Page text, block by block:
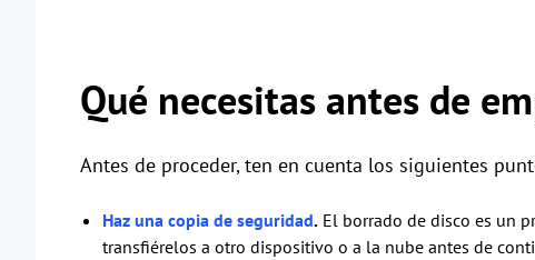
Qué necesitas antes de
Antes de proceder, ten en cuenta los siguientes
Haz una copia de seguridad. El borrado de disco es un
transfiérelos a otro dispositivo o a la nube antes de